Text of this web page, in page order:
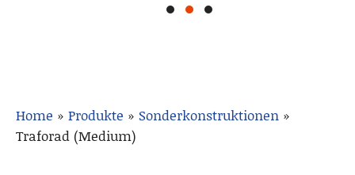
Home » Produkte » Sonderkonstruktionen »
Traforad (Medium)